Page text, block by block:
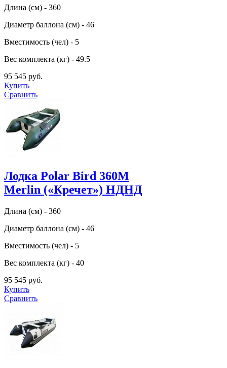
Длина (см) - 360
Диаметр баллона (см) - 46
Вместимость (чел) - 5
Вес комплекта (кг) - 49.5
95 545 руб.
Купить
Сравнить
Лодка Polar Bird 360M
Merlin («Кречет») НДНД
Длина (см) - 360
Диаметр баллона (см) - 46
Вместимость (чел) - 5
Вес комплекта (кг) - 40
95 545 руб.
Купить
Сравнить